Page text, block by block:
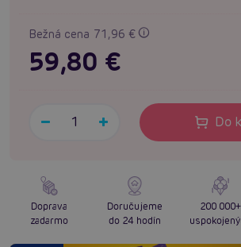
Bežná cena 71,96 €
59,80 €
Do
Doprava
zadarmo
Doručujeme
do 24 hodín
200 000+